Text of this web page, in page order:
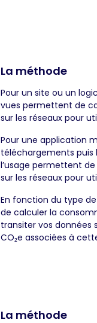
La méthode
Pour un site ou un
vues permettent de
sur les réseaux pour
Pour une application
téléchargements
l’usage permettent
sur les réseaux pour
En fonction du type
de calculer la
transiter vos données
CO₂e associées à
La méthode